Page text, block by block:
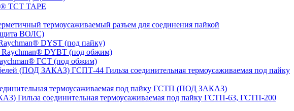
TCT TAPE
термоусаживаемый разъем для соединения пайкой
ВОЛС)
DYST (под пайку)
Raychman® DYBT (под обжим)
ГСТ (под обжим)
ГСПТ-44 Гильза соединительная термоусаживаемая под пайку
термоусаживаемая под пайку ГСТП (ПОД ЗАКАЗ)
Гильза соединительная термоусаживаемая под пайку ГСТП-63, ГСТП-200